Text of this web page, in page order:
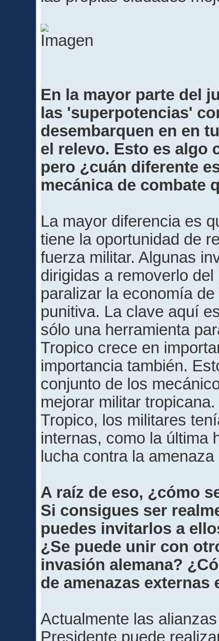
En la mayor parte del
las 'superpotencias'
desembarquen en en
el relevo. Esto es algo
pero ¿cuán diferente
mecánica de combate
La mayor diferencia es
tiene la oportunidad de
fuerza militar. Algunas
dirigidas a removerlo
paralizar la economía
punitiva. La clave aquí
sólo una herramienta
Tropico crece en
importancia también.
conjunto de los
mejorar militar
Tropico, los militares
internas, como la última
lucha contra la
A raíz de eso, ¿cómo
Si consigues ser
puedes invitarlos a
¿Se puede unir con
invasión alemana?
de amenazas
Actualmente las
Presidente puede